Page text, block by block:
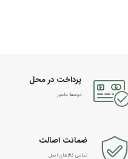
پرداخت در محل
توسط مامور
ضمانت اصالت
تمامی کالاهای اصل